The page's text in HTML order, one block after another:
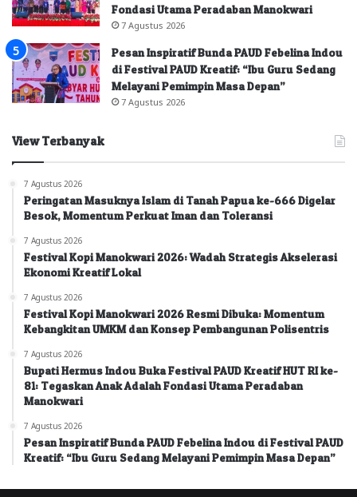
Fondasi Utama Peradaban Manokwari
7 Agustus 2026
Pesan Inspiratif Bunda PAUD Febelina Indou
di Festival PAUD Kreatif: “Ibu Guru Sedang
Melayani Pemimpin Masa Depan”
7 Agustus 2026
View Terbanyak
7 Agustus 2026
Peringatan Masuknya Islam di Tanah Papua ke-666 Digelar
Besok, Momentum Perkuat Iman dan Toleransi
7 Agustus 2026
Festival Kopi Manokwari 2026: Wadah Strategis Akselerasi
Ekonomi Kreatif Lokal
7 Agustus 2026
Festival Kopi Manokwari 2026 Resmi Dibuka: Momentum
Kebangkitan UMKM dan Konsep Pembangunan Polisentris
7 Agustus 2026
Bupati Hermus Indou Buka Festival PAUD Kreatif HUT RI ke-
81: Tegaskan Anak Adalah Fondasi Utama Peradaban
Manokwari
7 Agustus 2026
Pesan Inspiratif Bunda PAUD Febelina Indou di Festival PAUD
Kreatif: “Ibu Guru Sedang Melayani Pemimpin Masa Depan”